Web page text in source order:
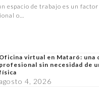
espacio de trabajo es un
o…
Oficina virtual en Mataró: una
profesional sin necesidad de
agosto 4, 2026